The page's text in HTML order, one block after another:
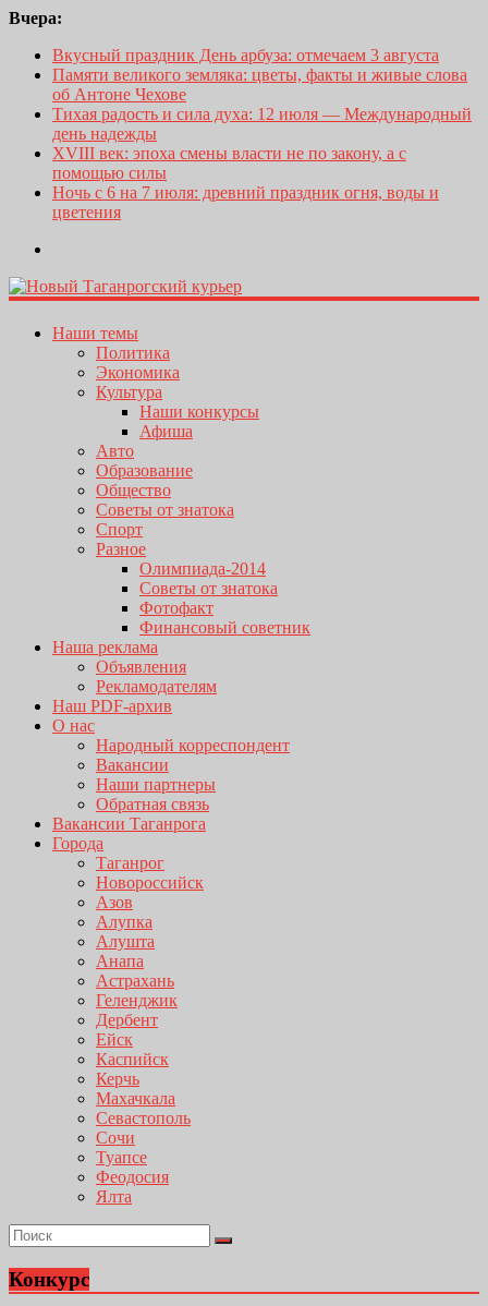
Вчера:
Вкусный праздник День арбуза: отмечаем 3 августа
Памяти великого земляка: цветы, факты и живые слова
об Антоне Чехове
Тихая радость и сила духа: 12 июля — Международный
день надежды
XVIII век: эпоха смены власти не по закону, а с
помощью силы
Ночь с 6 на 7 июля: древний праздник огня, воды и
цветения
Наши темы
Политика
Экономика
Культура
Наши конкурсы
Афиша
Авто
Образование
Общество
Советы от знатока
Спорт
Разное
Олимпиада-2014
Советы от знатока
Фотофакт
Финансовый советник
Наша реклама
Объявления
Рекламодателям
Наш PDF-архив
О нас
Народный корреспондент
Вакансии
Наши партнеры
Обратная связь
Вакансии Таганрога
Города
Таганрог
Новороссийск
Азов
Алупка
Алушта
Анапа
Астрахань
Геленджик
Дербент
Ейск
Каспийск
Керчь
Махачкала
Севастополь
Сочи
Туапсе
Феодосия
Ялта
Конкурс